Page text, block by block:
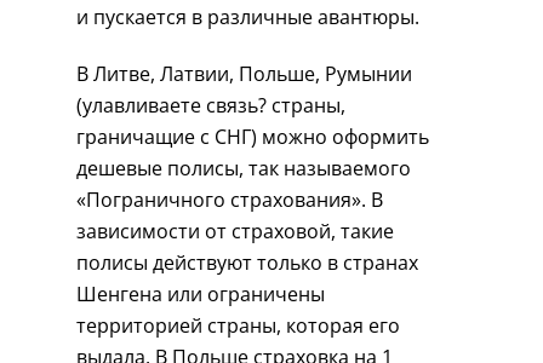
и пускается в различные авантюры.
В Литве, Латвии, Польше, Румынии
(улавливаете связь? страны,
граничащие с СНГ) можно оформить
дешевые полисы, так называемого
«Пограничного страхования». В
зависимости от страховой, такие
полисы действуют только в странах
Шенгена или ограничены
территорией страны, которая его
выдала. В Польше страховка на 1